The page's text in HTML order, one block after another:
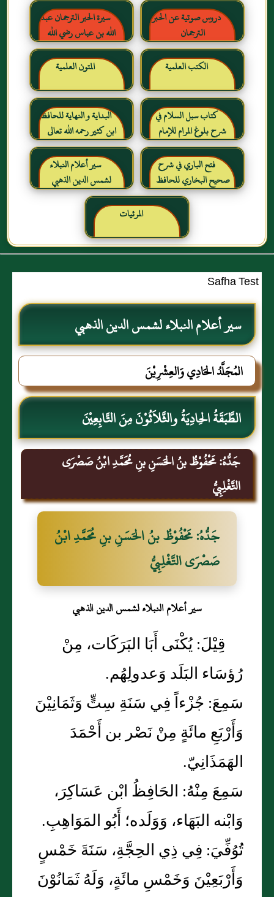
دروس صوتية عن الحبر
الترجمان
سيرة الحبر الترجمان عبد
الله بن عباس رضي الله
عنهما
الكتب العلمية
المتون العلمية
كتاب سبل السلام في
شرح بلوغ المرام للإمام
الصنعاني رحمه الله
البداية و النهاية للحافظ
ابن كثير رحمه الله تعالى
فتح الباري في شرح
صحيح البخاري للحافظ
ابن حجر العسقلاني
سير أعلام النبلاء
لشمس الدين الذهبي
المرئيات
Safha Test
سير أعلام النبلاء لشمس الدين الذهبي
المُجَلَّدُ الحَادِي وَالعِشْرِيْنَ
الطَّبَقَةُ الحِادِيَةُ والثَّلاَثُوْنَ مِنَ التَّابِعِيْنَ
جَدُّهُ: مَحْفُوْظُ بنُ الحَسَنِ بنِ مُحَمَّدِ ابْنُ صَصْرَى
التَّغْلِبِيُّ
جَدُّهُ: مَحْفُوْظُ بنُ الحَسَنِ بنِ مُحَمَّدِ ابْنُ
صَصْرَى التَّغْلِبِيُّ
سير أعلام النبلاء لشمس الدين الذهبي
قِيْلَ: يُكْنَى أَبَا البَرَكَات، مِنْ
رُؤسَاء البَلَد وَعدولِهُم.
سَمِعَ: جُزْءاً فِي سَنَةِ سِتٍّ وَثَمَانِيْنَ
وَأَرْبَعِ مائَةٍ مِنْ نَصْر بن أَحْمَدَ
الهَمَذَانِيّ.
سَمِعَ مِنْهُ: الحَافِظُ ابْن عَسَاكِرَ،
وَابْنه البَهَاء، وَوَلَده؛ أَبُو المَوَاهِبِ.
تُوُفِّيَ: فِي ذِي الحِجَّةِ، سَنَةَ خَمْسٍ
وَأَرْبَعِيْنَ وَخَمْسِ مائَةٍ، وَلَهُ ثَمَانُوْنَ